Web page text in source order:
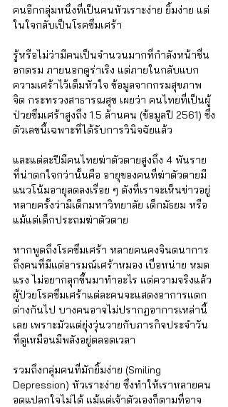
คนอีกกลุ่มหนึ่งที่เป็นคนหัวเราะง่าย ยิ้มง่าย แต่
ในใจกลับเป็นโรคซึมเศร้า
รู้หรือไม่ว่ามีคนเป็นจำนวนมากที่กำลังหน้าชื่น
อกตรม ภายนอกดูร่าเริง แต่ภายในกลับแบก
ความเศร้าไว้เต็มหัวใจ ข้อมูลจากกรมสุขภาพ
จิต กระทรวงสาธารณสุข เผยว่า คนไทยที่เป็นผู้
ป่วยซึมเศร้าสูงถึง 1.5 ล้านคน (ข้อมูลปี 2561) ซึ่ง
ตัวเลขนี้เฉพาะที่ได้รับการวินิจฉัยแล้ว
และแต่ละปีมีคนไทยฆ่าตัวตายสูงถึง 4 พันราย
ที่น่าตกใจกว่านั้นคือ อายุของคนที่ฆ่าตัวตายมี
แนวโน้มอายุลดลงเรื่อย ๆ ดังที่เราจะเห็นข่าวอยู่
หลายครั้งว่ามีเด็กมหาวิทยาลัย เด็กมัธยม หรือ
แม้แต่เด็กประถมฆ่าตัวตาย
หากพูดถึงโรคซึมเศร้า หลายคนคงจินตนาการ
ถึงคนที่มีแต่อารมณ์เศร้าหมอง เบื่อหน่าย หมด
แรง ไม่อยากลุกขึ้นมาทำอะไร แต่ความจริงแล้ว
ผู้ป่วยโรคซึมเศร้าแต่ละคนจะแสดงอาการแตก
ต่างกันไป บางคนอาจไม่ปรากฏอาการเหล่านี้
เลย เพราะมัวแต่ยุ่งวุ่นวายกับภารกิจประจำวัน
ที่ดูเหมือนมีพลังอยู่ตลอดเวลา
รวมถึงกลุ่มคนที่มักยิ้มง่าย (Smiling
Depression) หัวเราะง่าย ซึ่งทำให้เราหลายคน
อดแปลกใจไม่ได้ แม้แต่เจ้าตัวเองก็ตามที่อาจ